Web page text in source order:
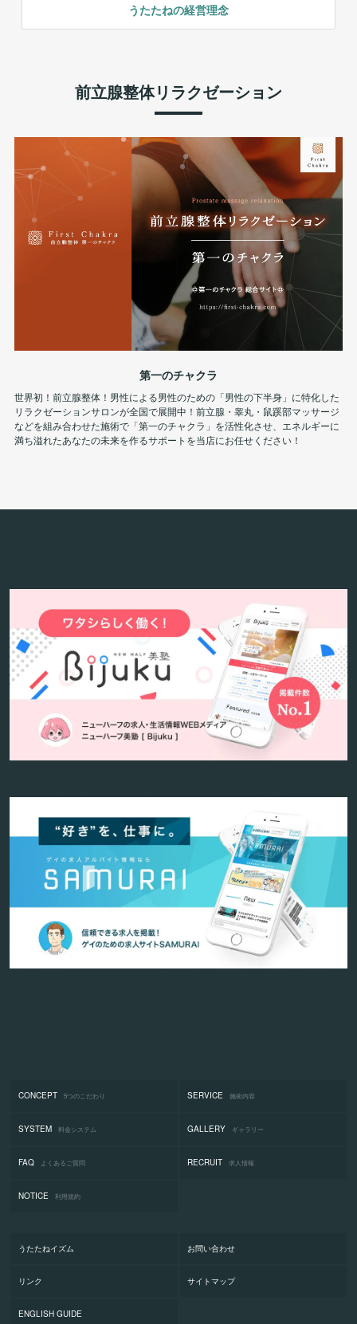
うたたねの経営理念
前立腺整体リラクゼーション
第一のチャクラ
世界初！前立腺整体！男性による男性のための「男性の下半身」に特化した
リラクゼーションサロンが全国で展開中！前立腺・睾丸・鼠蹊部マッサージ
などを組み合わせた施術で「第一のチャクラ」を活性化させ、エネルギーに
満ち溢れたあなたの未来を作るサポートを当店にお任せください！
CONCEPT 5つのこだわり SERVICE 施術内容
SYSTEM 料金システム GALLERY ギャラリー
FAQ よくあるご質問 RECRUIT 求人情報
NOTICE 利用規約
うたたねイズム お問い合わせ
リンク サイトマップ
ENGLISH GUIDE